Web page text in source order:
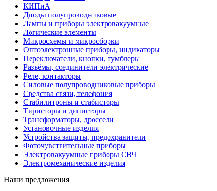
КИПиА
Диоды полупроводниковые
Лампы и приборы электровакуумные
Логические элементы
Микросхемы и микросборки
Оптоэлектронные приборы, индикаторы
Переключатели, кнопки, тумблеры
Разъёмы, соединители электрические
Реле, контакторы
Силовые полупроводниковые приборы
Средства связи, телефония
Стабилитроны и стабисторы
Тиристоры и динисторы
Трансформаторы, дроссели
Установочные изделия
Устройства защиты, предохранители
Фоточувствительные приборы
Электровакуумные приборы СВЧ
Электромеханические изделия
Наши предложения